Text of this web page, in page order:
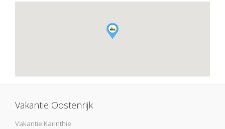
Vakantie Oostenrijk
Vakantie Karinthie